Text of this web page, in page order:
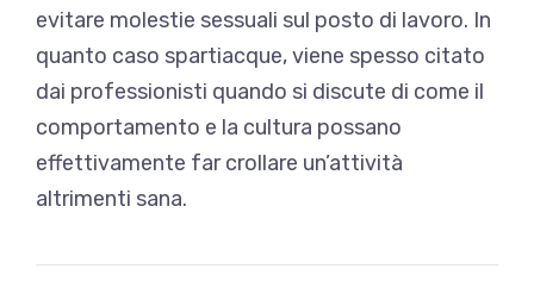
evitare molestie sessuali sul posto di lavoro. In
quanto caso spartiacque, viene spesso citato
dai professionisti quando si discute di come il
comportamento e la cultura possano
effettivamente far crollare un’attività
altrimenti sana.